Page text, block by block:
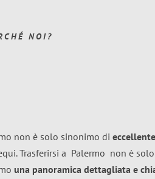
NOI?
non è solo sinonimo di eccellente
Trasferirsi a Palermo non è
una panoramica dettagliata e